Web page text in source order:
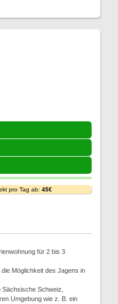
pro Tag ab: 45€
für 2 bis 3
Möglichkeit des Jagens in
Schweiz,
Umgebung wie z. B. ein